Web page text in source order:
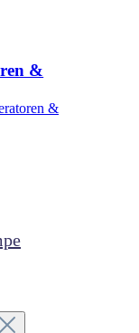
&
&